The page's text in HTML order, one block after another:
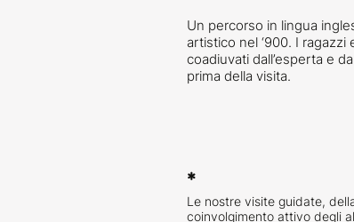
Un percorso in lingua
artistico nel ‘900. I
coadiuvati dall’esperta e
prima della visita.
*
Le nostre visite guidate,
coinvolgimento attivo degli